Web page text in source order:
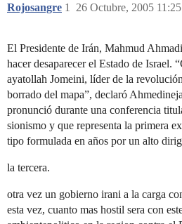
Rojosangre 26 Octubre, 2005 11:25
1
El Presidente de Irán, Mahmud
hacer desaparecer el Estado de Israel.
ayatollah Jomeini, líder de la
borrado del mapa”, declaró
pronunció durante una conferencia
sionismo y que representa la primera
tipo formulada en años por un alto
la tercera.
otra vez un gobierno irani a la carga
esta vez, cuanto mas hostil sera con